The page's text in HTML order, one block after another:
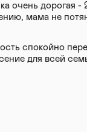
очень дорогая
мама не
спокойно
для всей